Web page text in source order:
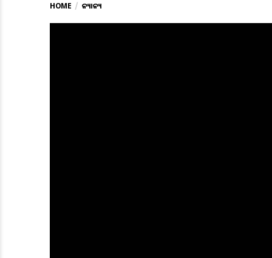
HOME ଅନ୍ୟାନ୍ୟ